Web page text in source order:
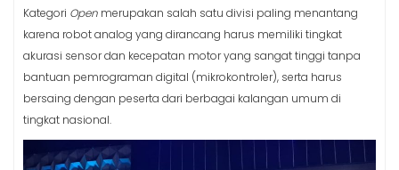
Kategori Open merupakan salah satu divisi paling menantang
karena robot analog yang dirancang harus memiliki tingkat
akurasi sensor dan kecepatan motor yang sangat tinggi tanpa
bantuan pemrograman digital (mikrokontroler), serta harus
bersaing dengan peserta dari berbagai kalangan umum di
tingkat nasional.